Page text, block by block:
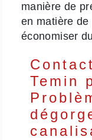
manière de
en matière
économiser
Temin